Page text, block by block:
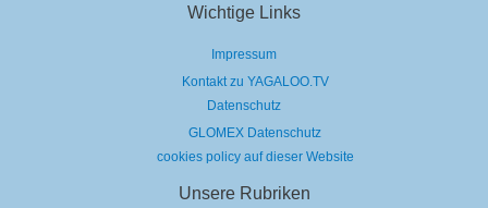
Wichtige Links
Impressum
Kontakt zu YAGALOO.TV
Datenschutz
GLOMEX Datenschutz
cookies policy auf dieser Website
Unsere Rubriken